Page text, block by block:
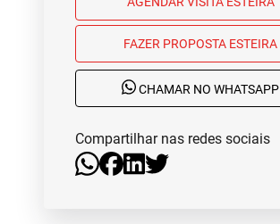
FAZER PROPOSTA ESTEIRA
CHAMAR NO WHATSAPP
Compartilhar nas redes sociais